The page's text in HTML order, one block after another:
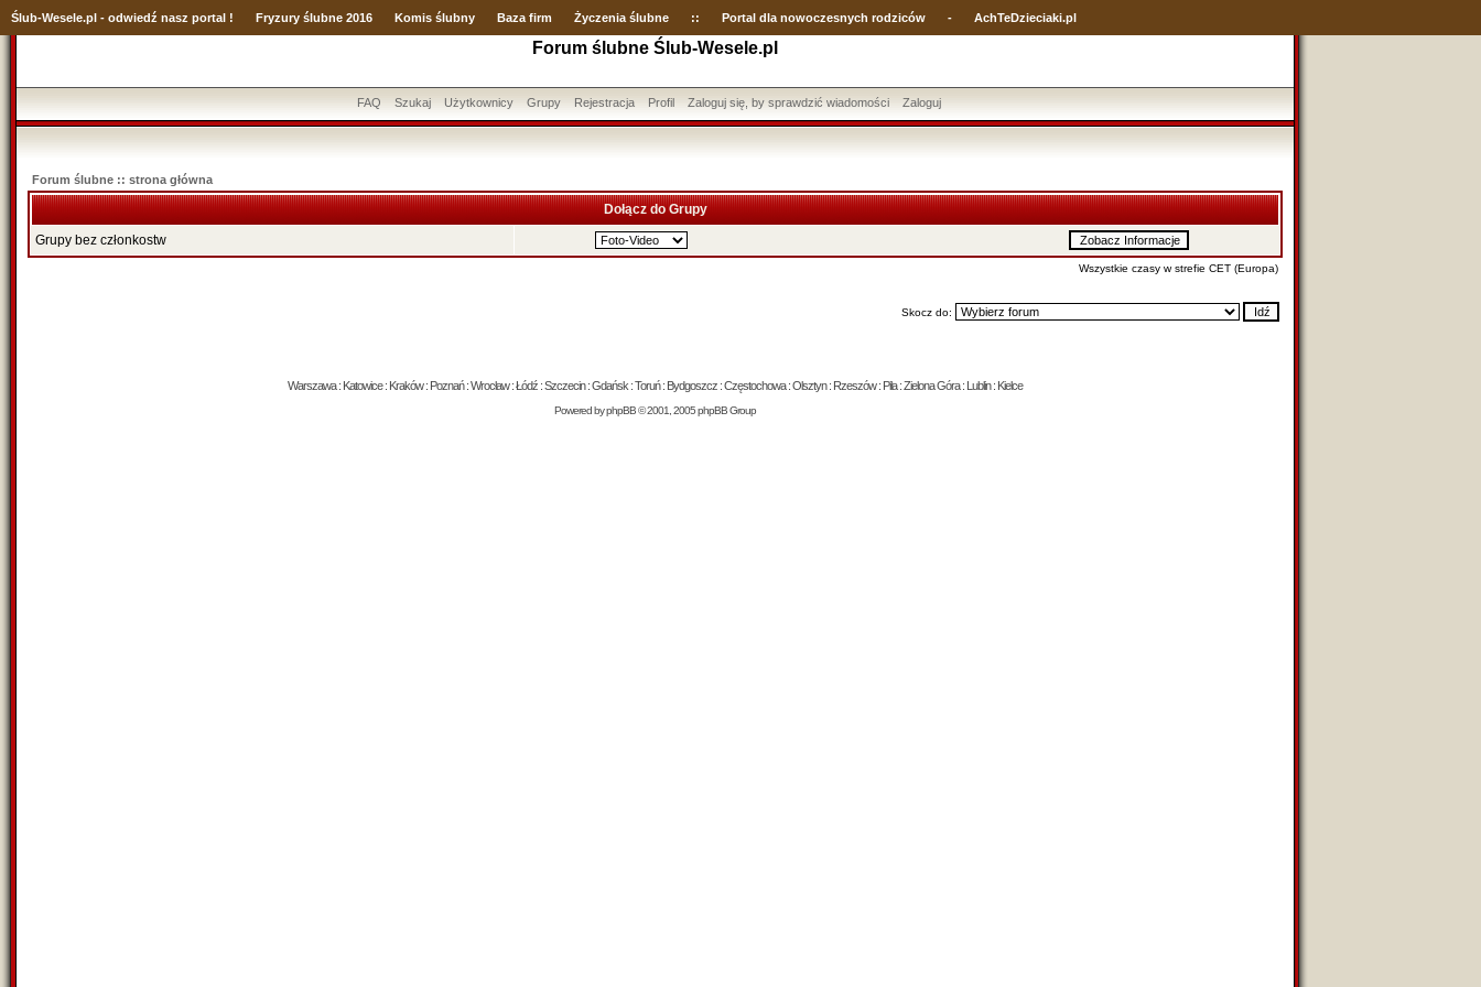
Ślub-Wesele.pl - odwiedź nasz portal ! Fryzury ślubne 2016 Komis ślubny Baza firm Życzenia ślubne :: Portal dla nowoczesnych rodziców - AchTeDzieciaki.pl
Forum ślubne Ślub-Wesele.pl
FAQ Szukaj Użytkownicy Grupy Rejestracja Profil Zaloguj się, by sprawdzić wiadomości Zaloguj
Forum ślubne :: strona główna
Dołącz do Grupy
Grupy bez członkostw
Wszystkie czasy w strefie CET (Europa)
Skocz do:
Warszawa : Katowice : Kraków : Poznań : Wrocław : Łódź : Szczecin : Gdańsk : Toruń : Bydgoszcz : Częstochowa : Olsztyn : Rzeszów : Piła : Zielona Góra : Lublin : Kielce
Powered byphpBB© 2001, 2005 phpBB Group